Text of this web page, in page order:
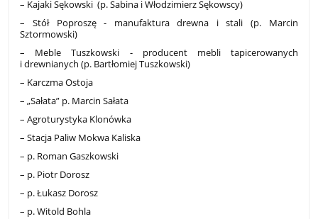
– Kajaki Sękowski (p. Sabina i Włodzimierz Sękowscy)
– Stół Poproszę - manufaktura drewna i stali (p. Marcin
Sztormowski)
– Meble Tuszkowski - producent mebli tapicerowanych
i drewnianych (p. Bartłomiej Tuszkowski)
– Karczma Ostoja
– „Sałata” p. Marcin Sałata
– Agroturystyka Klonówka
– Stacja Paliw Mokwa Kaliska
– p. Roman Gaszkowski
– p. Piotr Dorosz
– p. Łukasz Dorosz
– p. Witold Bohla